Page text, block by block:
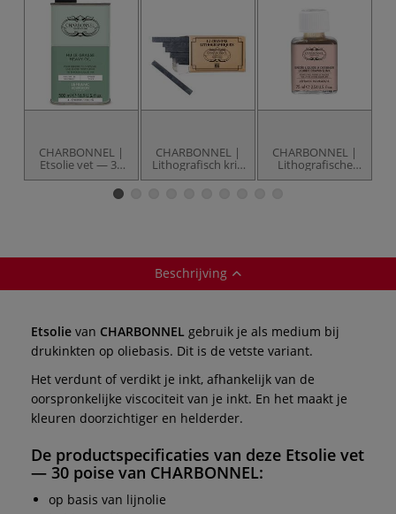
CHARBONNEL |
Etsolie vet — 30
poise
CHARBONNEL |
Lithografisch krijt
— 12-sets
CHARBONNEL |
Lithografische
inkt
Beschrijving
Etsolie van CHARBONNEL gebruik je als medium bij
drukinkten op oliebasis. Dit is de vetste variant.
Het verdunt of verdikt je inkt, afhankelijk van de
oorspronkelijke viscociteit van je inkt. En het maakt je
kleuren doorzichtiger en helderder.
De productspecificaties van deze Etsolie vet
— 30 poise van CHARBONNEL:
op basis van lijnolie